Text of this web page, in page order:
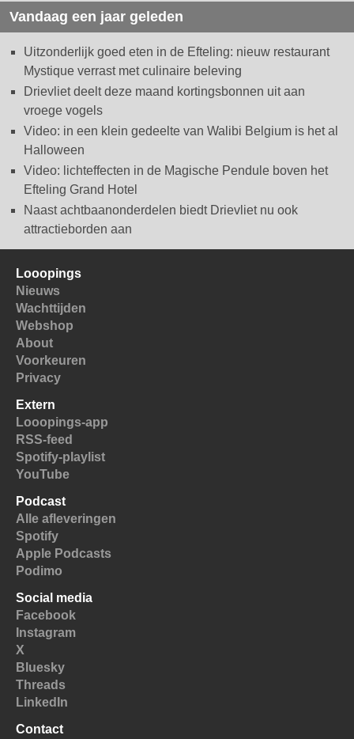
Vandaag een jaar geleden
Uitzonderlijk goed eten in de Efteling: nieuw restaurant
Mystique verrast met culinaire beleving
Drievliet deelt deze maand kortingsbonnen uit aan
vroege vogels
Video: in een klein gedeelte van Walibi Belgium is het al
Halloween
Video: lichteffecten in de Magische Pendule boven het
Efteling Grand Hotel
Naast achtbaanonderdelen biedt Drievliet nu ook
attractieborden aan
Looopings
Nieuws
Wachttijden
Webshop
About
Voorkeuren
Privacy
Extern
Looopings-app
RSS-feed
Spotify-playlist
YouTube
Podcast
Alle afleveringen
Spotify
Apple Podcasts
Podimo
Social media
Facebook
Instagram
X
Bluesky
Threads
LinkedIn
Contact